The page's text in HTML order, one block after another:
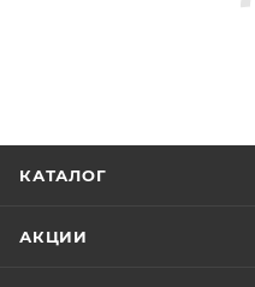
КАТАЛОГ
АКЦИИ